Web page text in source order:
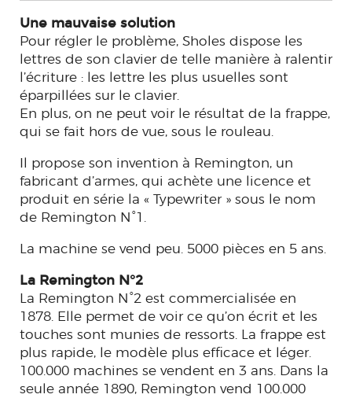
Une mauvaise solution
Pour régler le problème, Sholes dispose les
lettres de son clavier de telle manière à ralentir
l’écriture : les lettre les plus usuelles sont
éparpillées sur le clavier.
En plus, on ne peut voir le résultat de la frappe,
qui se fait hors de vue, sous le rouleau.
Il propose son invention à Remington, un
fabricant d’armes, qui achète une licence et
produit en série la « Typewriter » sous le nom
de Remington N°1.
La machine se vend peu. 5000 pièces en 5 ans.
La Remington N°2
La Remington N°2 est commercialisée en
1878. Elle permet de voir ce qu’on écrit et les
touches sont munies de ressorts. La frappe est
plus rapide, le modèle plus efficace et léger.
100.000 machines se vendent en 3 ans. Dans la
seule année 1890, Remington vend 100.000